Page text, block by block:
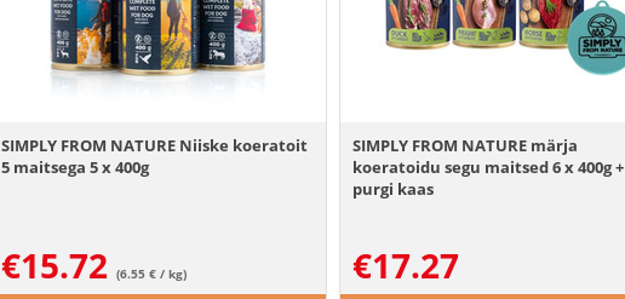
SIMPLY FROM NATURE Niiske koeratoit
5 maitsega 5 x 400g
€15.72 (6.55 € / kg)
SIMPLY FROM NATURE märja
koeratoidu segu maitsed 6 x 400g +
purgi kaas
€17.27